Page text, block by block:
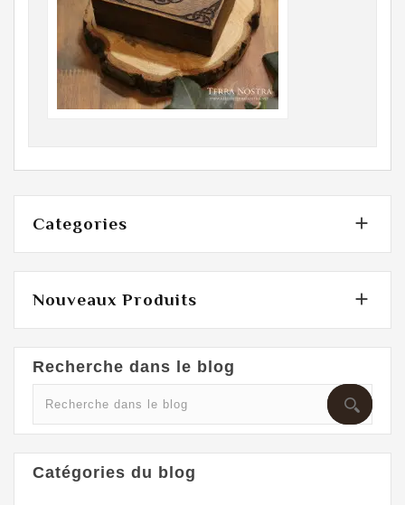
Categories 
Nouveaux Produits 
Recherche dans le blog
Catégories du blog